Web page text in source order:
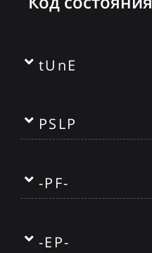
tUnE
PSLP
-PF-
-EP-